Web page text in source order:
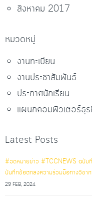
สิงหาคม 2017
หมวดหมู่
งานทะเบียน
งานประชาสัมพันธ์
ประกาศนักเรียน
แผนกคอมพิวเตอร์ธุ
Latest Posts
#จดหมายข่าว #TCCNEWS ฉบับ
บันทึกข้อตกลงความร่วมมือทางวิชา
29 FEB, 2024